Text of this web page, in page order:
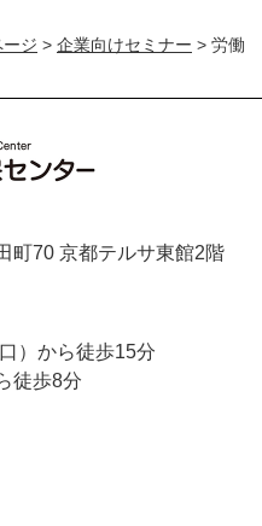
ジ > 企業向けセミナー > 労働
町70 京都テルサ東館2階
）から徒歩15分
徒歩8分